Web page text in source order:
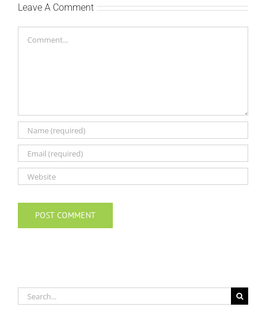
Leave A Comment
Search
for: